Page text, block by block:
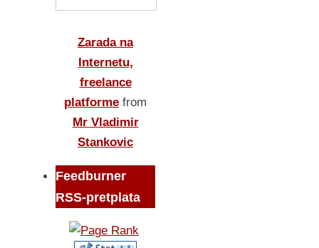
Zarada na
Internetu,
freelance
platforme from
Mr Vladimir
Stankovic
Feedburner
RSS-pretplata